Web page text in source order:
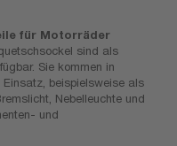
für Motorräder
sind als
Sie kommen in
beispielsweise als
Nebelleuchte und
und